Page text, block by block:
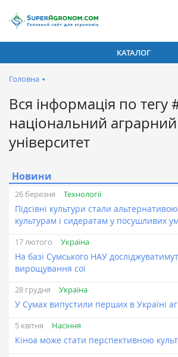
КАТАЛОГ
Головна •
Вся інформація по тегу
національний аграрний
університет
Новини
26 березня Технології
Підсівні культури стали
культурам і сидератам у посушливих
17 лютого Україна
На базі Сумського НАУ
вирощування сої
28 грудня Україна
У Сумах випустили перших в Україні
5 квітня Насіння
Кіноа може стати перспективною